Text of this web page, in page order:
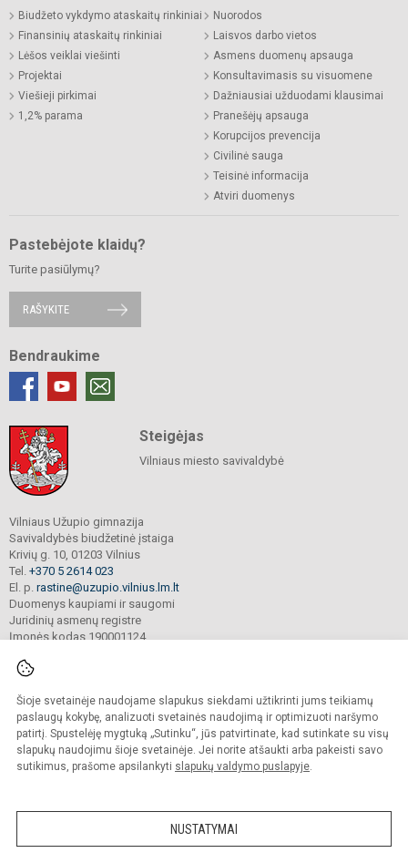
Šioje svetainėje naudojame slapukus siekdami užtikrinti jums teikiamų
paslaugų kokybę, analizuoti svetainės naudojimą ir optimizuoti naršymo
patirtį. Spustelėję mygtuką „Sutinku“, jūs patvirtinate, kad sutinkate su visų
slapukų naudojimu šioje svetainėje. Jei norite atšaukti arba pakeisti savo
sutikimus, prašome apsilankyti slapukų valdymo puslapyje.
NUSTATYMAI
Biudžeto vykdymo ataskaitų rinkiniai
Finansinių ataskaitų rinkiniai
Lėšos veiklai viešinti
Projektai
Viešieji pirkimai
1,2% parama
Nuorodos
Laisvos darbo vietos
Asmens duomenų apsauga
Konsultavimasis su visuomene
Dažniausiai užduodami klausimai
Pranešėjų apsauga
Korupcijos prevencija
Civilinė sauga
Teisinė informacija
Atviri duomenys
Pastebėjote klaidų?
Turite pasiūlymų?
RAŠYKITE
Bendraukime
Steigėjas
Vilniaus miesto savivaldybė
Vilniaus Užupio gimnazija
Savivaldybės biudžetinė įstaiga
Krivių g. 10, 01203 Vilnius
Tel. +370 5 2614 023
El. p. rastine@uzupio.vilnius.lm.lt
Duomenys kaupiami ir saugomi
Juridinių asmenų registre
Įmonės kodas 190001124
© 2025. Vilniaus Užupio gimnazija. Visos teisės saugomos.
Kopijuoti turinį be raštiško įstaigos administracijos sutikimo griežtai draudžiama.
Prieinamumo paraiška Slapukų valdymas
Sumanus būdas atnaujinti